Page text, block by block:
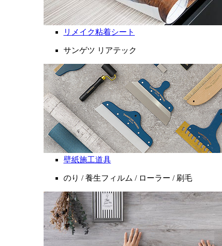
リメイク粘着シート
サンゲツ リアテック
壁紙施工道具
のり / 養生フィルム / ローラー / 刷毛